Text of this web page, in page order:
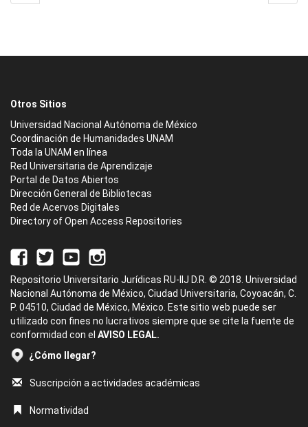
Otros Sitios
Universidad Nacional Autónoma de México
Coordinación de Humanidades UNAM
Toda la UNAM en línea
Red Universitaria de Aprendizaje
Portal de Datos Abiertos
Dirección General de Bibliotecas
Red de Acervos Digitales
Directory of Open Access Repositories
Repositorio Universitario Jurídicas RU-IIJ D.R. © 2018. Universidad
Nacional Autónoma de México, Ciudad Universitaria, Coyoacán, C.
P. 04510, Ciudad de México, México. Este sitio web puede ser
utilizado con fines no lucrativos siempre que se cite la fuente de
conformidad con el AVISO LEGAL.
¿Cómo llegar?
Suscripción a actividades académicas
Normatividad